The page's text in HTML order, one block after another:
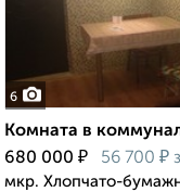
6
Комната в
680 000 ₽ 56 700 ₽
мкр. Хлопчато-